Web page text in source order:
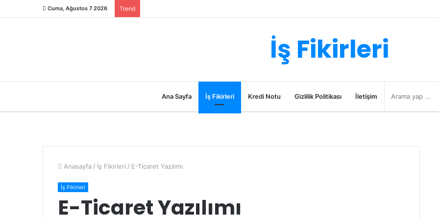
Cuma, Ağustos 7 2026 Trend
İş Fikirleri
Ana Sayfa İş Fikirleri Kredi Notu Gizlilik Politikası İletişim
Anasayfa / İş Fikirleri / E-Ticaret Yazılımı
İş Fikirleri
E-Ticaret Yazılımı